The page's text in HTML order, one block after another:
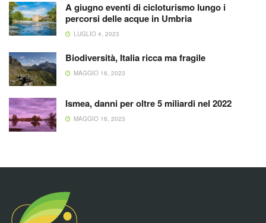
A giugno eventi di cicloturismo lungo i
percorsi delle acque in Umbria
LUGLIO 4, 2023
Biodiversità, Italia ricca ma fragile
MAGGIO 16, 2023
Ismea, danni per oltre 5 miliardi nel 2022
MAGGIO 16, 2023